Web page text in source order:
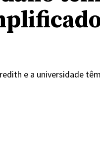
e a universidade